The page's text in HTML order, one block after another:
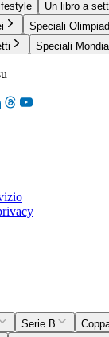
Un libro a
Speciali
Speciali
Serie B